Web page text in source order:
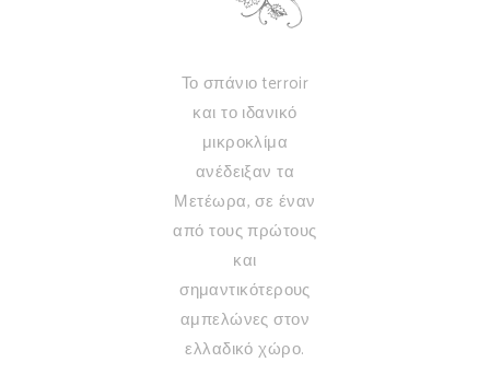
Το σπάνιο terroir
και το ιδανικό
μικροκλίμα
ανέδειξαν τα
Μετέωρα, σε έναν
από τους πρώτους
και
σημαντικότερους
αμπελώνες στον
ελλαδικό χώρο.